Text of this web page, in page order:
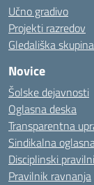
Učno gradivo
Projekti razredov
Gledališka
Novice
Šolske dejavnosti
Oglasna deska
Transparentna
Sindikalna
Disciplinski
Pravilnik ravnanja